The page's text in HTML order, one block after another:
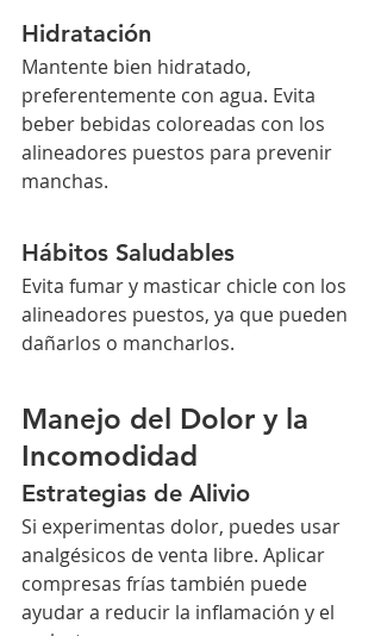
Hidratación
Mantente bien hidratado,
preferentemente con agua. Evita
beber bebidas coloreadas con los
alineadores puestos para prevenir
manchas.
Hábitos Saludables
Evita fumar y masticar chicle con los
alineadores puestos, ya que pueden
dañarlos o mancharlos.
Manejo del Dolor y la
Incomodidad
Estrategias de Alivio
Si experimentas dolor, puedes usar
analgésicos de venta libre. Aplicar
compresas frías también puede
ayudar a reducir la inflamación y el